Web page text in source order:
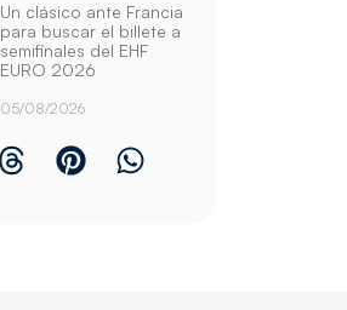
Un clásico ante Francia
para buscar el billete a
semifinales del EHF
EURO 2026
05/08/2026